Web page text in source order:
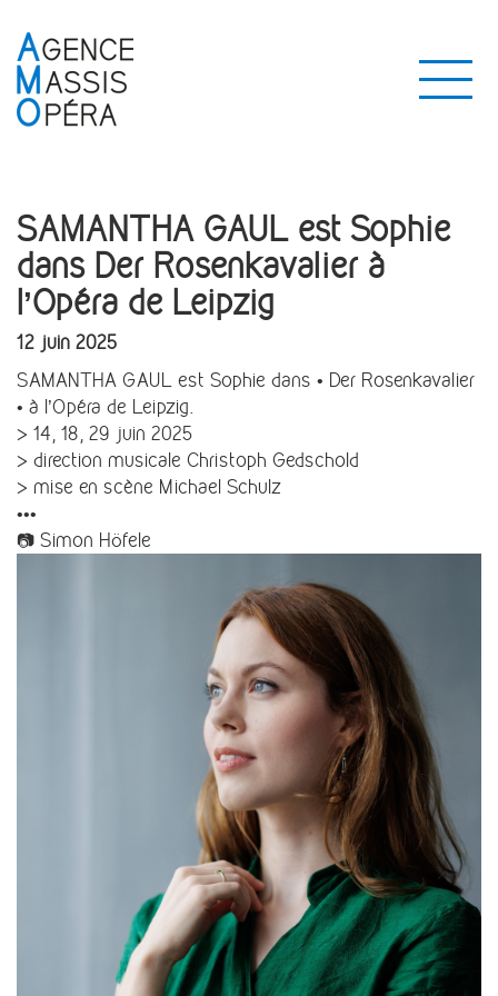
SAMANTHA GAUL est Sophie
dans Der Rosenkavalier à
l’Opéra de Leipzig
12 juin 2025
SAMANTHA GAUL est Sophie dans • Der Rosenkavalier
• à l’Opéra de Leipzig.
> 14, 18, 29 juin 2025
> direction musicale Christoph Gedschold
> mise en scène Michael Schulz
•••
📷 Simon Höfele